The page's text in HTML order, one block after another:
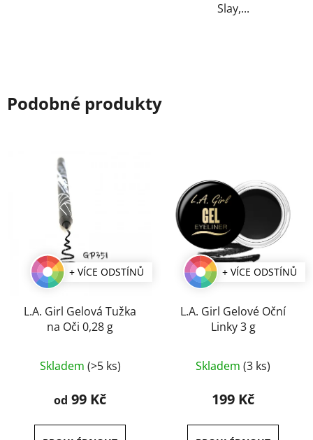
Slay,...
Podobné produkty
+ VÍCE ODSTÍNŮ
L.A. Girl Gelová Tužka
na Oči 0,28 g
hodnocení
produktu
4,0
Skladem (>5 ks)
od 99 Kč
+ VÍCE ODSTÍNŮ
L.A. Girl Gelové Oční
Linky 3 g
hodnocení
produktu
3,8
Skladem (3 ks)
199 Kč